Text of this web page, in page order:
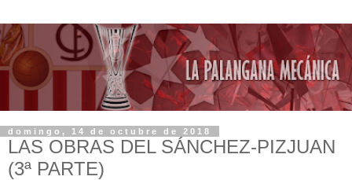
domingo, 14 de octubre de 2018
LAS OBRAS DEL SÁNCHEZ-PIZJUAN
(3ª PARTE)